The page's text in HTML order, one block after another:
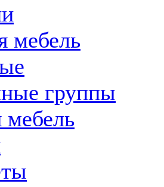
мебель
группы
мебель